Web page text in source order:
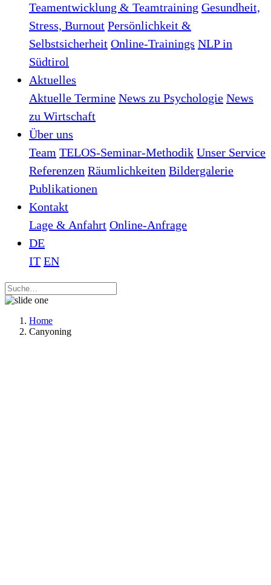
Teamentwicklung & Teamtraining Gesundheit,
Stress, Burnout Persönlichkeit &
Selbstsicherheit Online-Trainings NLP in
Südtirol
Aktuelles
Aktuelle Termine News zu Psychologie News
zu Wirtschaft
Über uns
Team TELOS-Seminar-Methodik Unser Service
Referenzen Räumlichkeiten Bildergalerie
Publikationen
Kontakt
Lage & Anfahrt Online-Anfrage
DE
IT EN
Home
Canyoning